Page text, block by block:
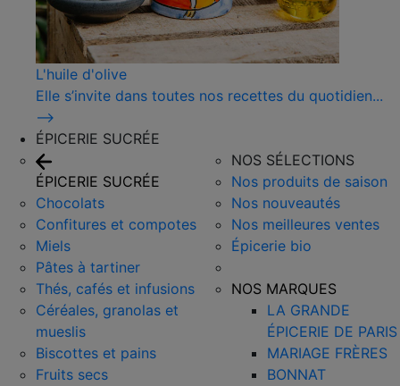
L'huile d'olive
Elle s’invite dans toutes nos recettes du quotidien...
⟶
ÉPICERIE SUCRÉE
ÉPICERIE SUCRÉE
Chocolats
Confitures et compotes
Miels
Pâtes à tartiner
Thés, cafés et infusions
Céréales, granolas et
mueslis
Biscottes et pains
Fruits secs
NOS SÉLECTIONS
Nos produits de saison
Nos nouveautés
Nos meilleures ventes
Épicerie bio
NOS MARQUES
LA GRANDE
ÉPICERIE DE PARIS
MARIAGE FRÈRES
BONNAT